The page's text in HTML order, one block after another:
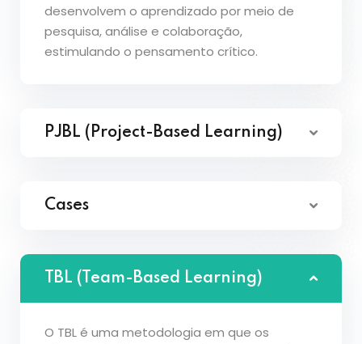
desenvolvem o aprendizado por meio de
pesquisa, análise e colaboração,
estimulando o pensamento crítico.
PJBL (Project-Based Learning)
Cases
TBL (Team-Based Learning)
O TBL é uma metodologia em que os